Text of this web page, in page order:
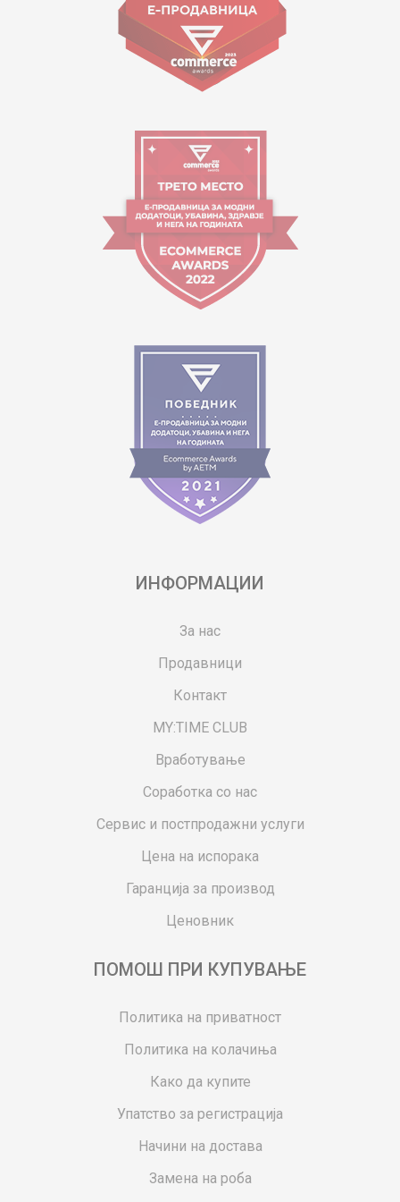
09:00 до 17:00
ИНФОРМАЦИИ
За нас
Продавници
Контакт
MY:TIME CLUB
Вработување
Соработка со нас
Сервис и постпродажни услуги
Цена на испорака
Гаранција за производ
Ценовник
ПОМОШ ПРИ КУПУВАЊЕ
Политика на приватност
Политика на колачиња
Како да купите
Упатство за регистрација
Начини на достава
Замена на роба